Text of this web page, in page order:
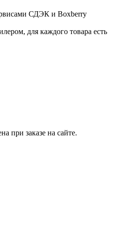
СДЭК и Boxberry
для каждого товара есть
при заказе на сайте.